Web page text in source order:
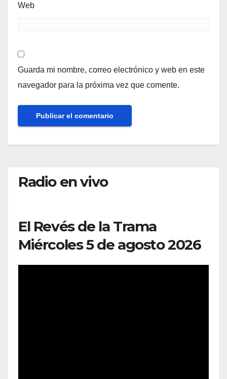
Web
Guarda mi nombre, correo electrónico y web en este
navegador para la próxima vez que comente.
Radio en vivo
El Revés de la Trama
Miércoles 5 de agosto 2026